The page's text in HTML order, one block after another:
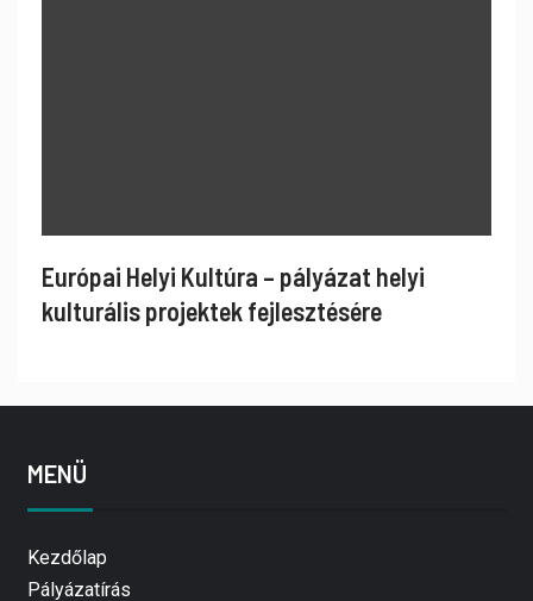
Európai Helyi Kultúra – pályázat helyi
kulturális projektek fejlesztésére
MENÜ
Kezdőlap
Pályázatírás